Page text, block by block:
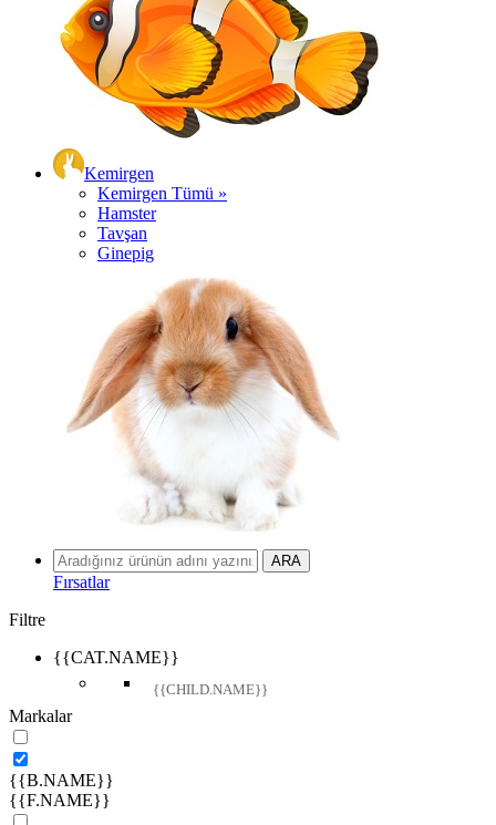
Kemirgen
Kemirgen Tümü »
Hamster
Tavşan
Ginepig
Fırsatlar
Filtre
{{CAT.NAME}}
{{CHILD.NAME}}
Markalar
{{B.NAME}}
{{F.NAME}}